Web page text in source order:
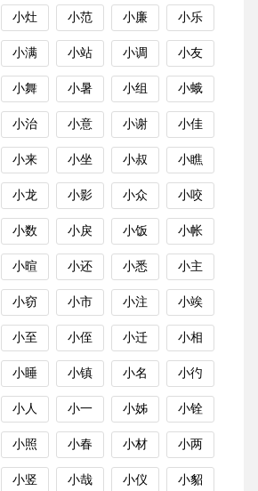
小灶 小范 小廉 小乐
小满 小站 小调 小友
小舞 小暑 小组 小蛾
小治 小意 小谢 小佳
小来 小坐 小叔 小瞧
小龙 小影 小众 小咬
小数 小戾 小饭 小帐
小暄 小还 小悉 小主
小窃 小市 小注 小竢
小至 小侄 小迁 小相
小睡 小镇 小名 小彴
小人 小一 小姊 小铨
小照 小春 小材 小两
小竖 小哉 小仪 小貂